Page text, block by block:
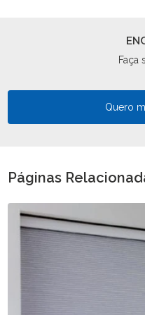
Faça
Quero
Páginas